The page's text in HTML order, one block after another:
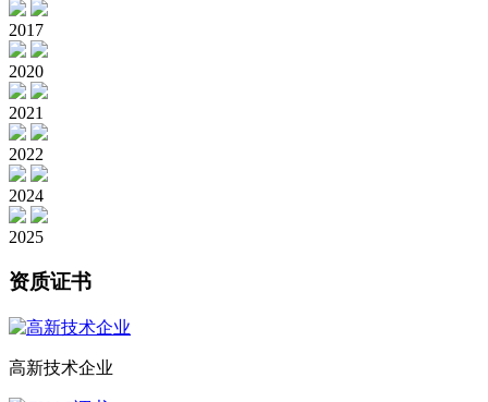
2017
2020
2021
2022
2024
2025
资质证书
高新技术企业